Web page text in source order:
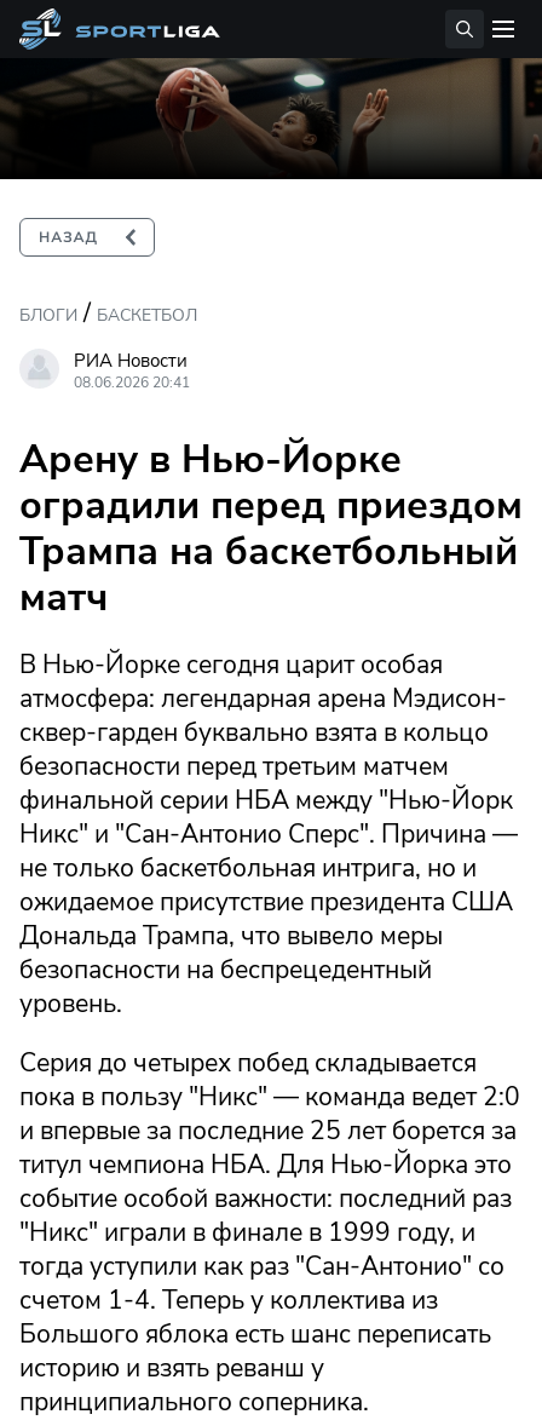
БЛОГИ / БАСКЕТБОЛ
РИА Новости
08.06.2026 20:41
Арену в Нью-Йорке
оградили перед приездом
Трампа на баскетбольный
матч
В Нью-Йорке сегодня царит особая
атмосфера: легендарная арена Мэдисон-
сквер-гарден буквально взята в кольцо
безопасности перед третьим матчем
финальной серии НБА между "Нью-Йорк
Никс" и "Сан-Антонио Сперс". Причина —
не только баскетбольная интрига, но и
ожидаемое присутствие президента США
Дональда Трампа, что вывело меры
безопасности на беспрецедентный
уровень.
Серия до четырех побед складывается
пока в пользу "Никс" — команда ведет 2:0
и впервые за последние 25 лет борется за
титул чемпиона НБА. Для Нью-Йорка это
событие особой важности: последний раз
"Никс" играли в финале в 1999 году, и
тогда уступили как раз "Сан-Антонио" со
счетом 1-4. Теперь у коллектива из
Большого яблока есть шанс переписать
историю и взять реванш у
принципиального соперника.